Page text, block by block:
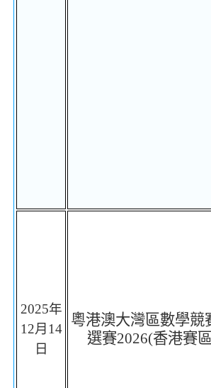
2025年
12月 14
日
粵港澳大灣區數學競
選賽2026(香港賽區